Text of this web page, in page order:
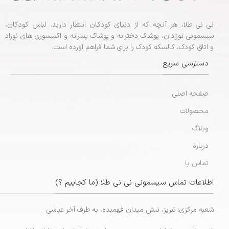
نی نی طلا، هر آنچه که از دنیای کودکان انتظار دارید. لباس کودکان،
سیسمونی نوزادان، پوشاک دخترانه و پوشاک پسرانه و اکسسوری های نوزاد
و اتاق کودک، کالسکه کودک را برای شما فراهم آورده است.
دسترسی سریع
صفحه اصلی
محصولات
وبلاگ
درباره
تماس با
اطلاعات تماس سیسمونی نی نی طلا (ما کجاییم ؟)
شعبه مرکزی: تبریز، نبش میدان فهمیده، به طرف آخر عباسی